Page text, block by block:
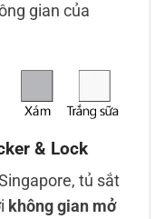
gian của
& Lock
tủ sắt
không gian mở